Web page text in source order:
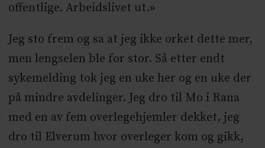
offentlige. Arbeidslivet ut.»
Jeg sto frem og sa at jeg ikke orket dette mer,
men lengselen ble for stor. Så etter endt
sykemelding tok jeg en uke her og en uke der
på mindre avdelinger. Jeg dro til Mo i Rana
med en av fem overlegehjemler dekket, jeg
dro til Elverum hvor overleger kom og gikk,